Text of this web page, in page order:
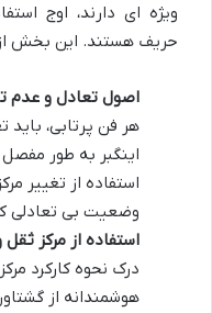
ویژه ای دارند، اوج
حریف هستند. این بخش از
اصول تعادل و عدم
هر فن پرتابی،
اینگبر به طور
استفاده از تغییر
وضعیت بی تعادلی
استفاده از مرکز
درک نحوه کارکرد
هوشمندانه از